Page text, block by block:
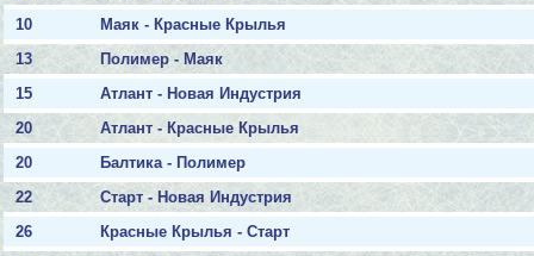
10
Маяк - Красные Крылья
13
Полимер - Маяк
15
Атлант - Новая Индустрия
20
Атлант - Красные Крылья
20
Балтика - Полимер
22
Старт - Новая Индустрия
26
Красные Крылья - Старт